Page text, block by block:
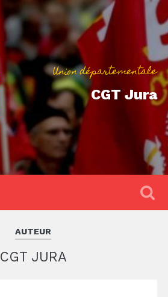
Union départementale
CGT Jura
AUTEUR
CGT JURA